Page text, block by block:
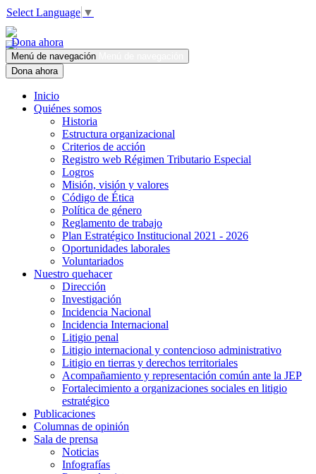
Select Language ▼
Dona ahora
Menú de navegación
Dona ahora
Inicio
Quiénes somos
Historia
Estructura organizacional
Criterios de acción
Registro web Régimen Tributario Especial
Logros
Misión, visión y valores
Código de Ética
Política de género
Reglamento de trabajo
Plan Estratégico Institucional 2021 - 2026
Oportunidades laborales
Voluntariados
Nuestro quehacer
Dirección
Investigación
Incidencia Nacional
Incidencia Internacional
Litigio penal
Litigio internacional y contencioso administrativo
Litigio en tierras y derechos territoriales
Acompañamiento y representación común ante la JEP
Fortalecimiento a organizaciones sociales en litigio
estratégico
Publicaciones
Columnas de opinión
Sala de prensa
Noticias
Infografías